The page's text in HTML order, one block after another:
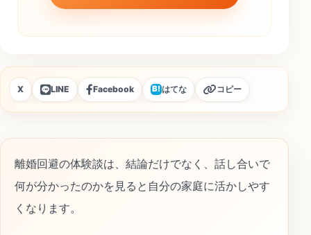
X LINE Facebook B!はてな コピー
離婚回避の体験談は、結論だけでなく、話し合いで
何が分かったのかを見ると自分の家庭に活かしやす
くなります。